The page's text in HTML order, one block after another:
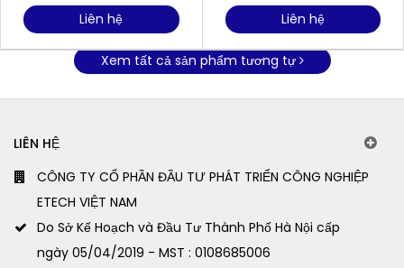
Liên hệ Liên hệ
Xem tất cả sản phẩm tương tự
LIÊN HỆ
CÔNG TY CỔ PHẦN ĐẦU TƯ PHÁT TRIỂN CÔNG NGHIỆP
ETECH VIỆT NAM
Do Sở Kế Hoạch và Đầu Tư Thành Phố Hà Nội cấp
ngày 05/04/2019 - MST : 0108685006